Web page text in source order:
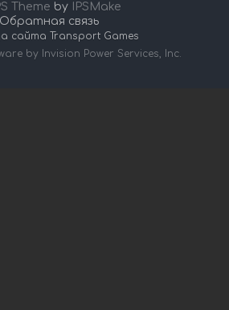
Theme by
IPSMake
Обратная связь
сайта Transport Games
by Invision Power Services, Inc.